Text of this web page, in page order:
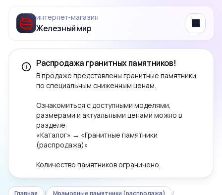
интернет‑магазин
Железный мир Menu
Распродажа гранитных памятников!
В продаже представлены гранитные памятники
по специальным сниженным ценам.
Ознакомиться с доступными моделями,
размерами и актуальными ценами можно в
разделе:
«Каталог» → «Гранитные памятники
(распродажа)»
Количество памятников ограничено.
Главная / Мраморные памятники (распродажа)
/